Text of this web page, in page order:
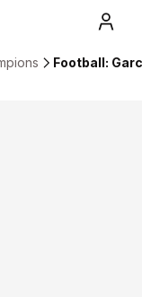
Football: